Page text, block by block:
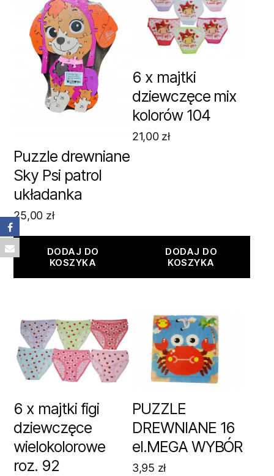
Puzzle drewniane
Sky Psi patrol
układanka
25,00 zł
DODAJ DO
KOSZYKA
6 x majtki
dziewczęce mix
kolorów 104
21,00 zł
DODAJ DO
KOSZYKA
6 x majtki figi
dziewczęce
wielokolorowe
roz. 92
PUZZLE
DREWNIANE 16
el.MEGA WYBÓR
3,95 zł